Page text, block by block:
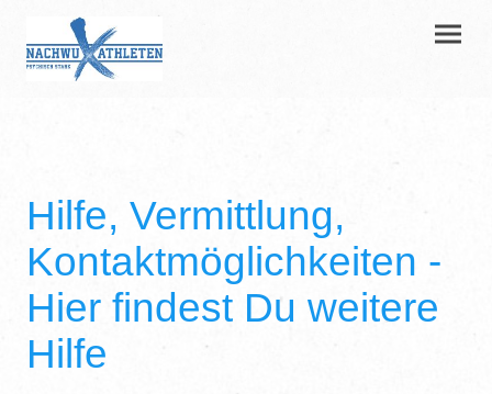
Hilfe, Vermittlung,
Kontaktmöglichkeiten -
Hier findest Du weitere
Hilfe